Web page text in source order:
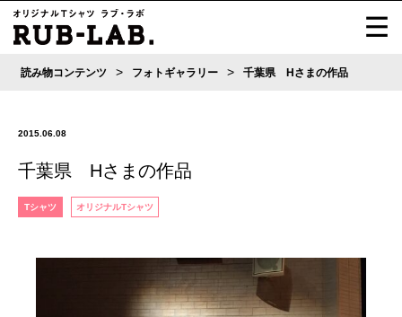
読み物コンテンツ > フォトギャラリー > 千葉県 Hさまの作品
2015.06.08
千葉県 Hさまの作品
Tシャツ オリジナルTシャツ